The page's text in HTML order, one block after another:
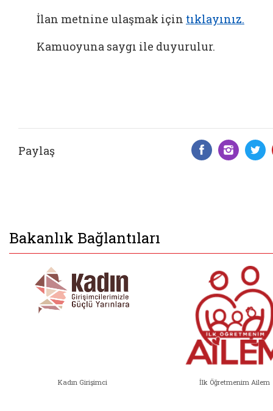
İlan metnine ulaşmak için tıklayınız.
Kamuoyuna saygı ile duyurulur.
Paylaş
Bakanlık Bağlantıları
Kadın Girişimci İlk Öğretmenim Ailem